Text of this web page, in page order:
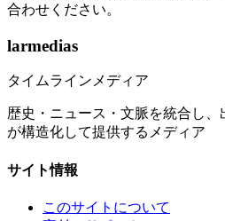
合わせください。
larmedias
タイムラインメディア
歴史・ニュース・文脈を統合し
が構造化して提供するメディア
サイト情報
このサイトについて